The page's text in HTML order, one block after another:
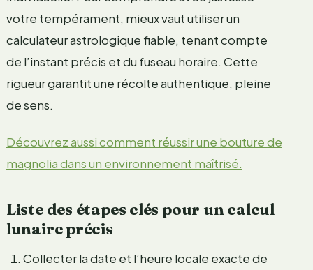
votre tempérament, mieux vaut utiliser un
calculateur astrologique fiable, tenant compte
de l’instant précis et du fuseau horaire. Cette
rigueur garantit une récolte authentique, pleine
de sens.
Découvrez aussi comment réussir une bouture de
magnolia dans un environnement maîtrisé.
Liste des étapes clés pour un calcul
lunaire précis
Collecter la date et l’heure locale exacte de